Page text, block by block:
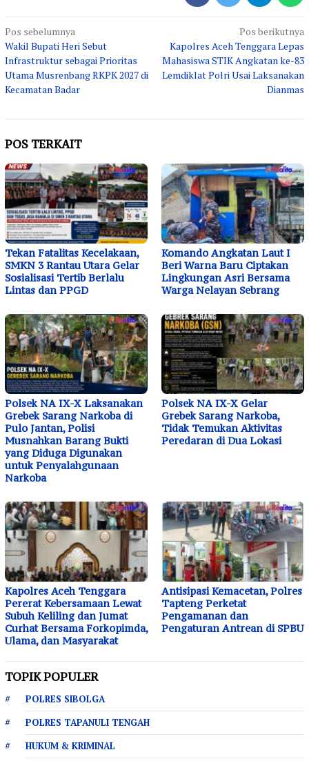
Navigasi
pos
Pos sebelumnya
Wakil Bupati Heri Sebut
Infrastruktur sebagai Prioritas
Utama Musrenbang RKPK 2027 di
Kecamatan Badar
Pos berikutnya
Kapolres Aceh Tenggara Lepas
Mahasiswa STIK Angkatan ke-83
Lemdiklat Polri Usai Laksanakan
Dianmas
POS TERKAIT
Tekan Fatalitas Kecelakaan,
SMKN 3 Rantau Utara Gelar
Sosialisasi Tertib Berlalu
Lintas dan PPGD
Komando Angkatan Laut I
Beri Warna Baru Ciptakan
Lingkungan Asri Bersama
Warga Nelayan Sebrang
Polsek NA IX-X Laksanakan
Grebek Sarang Narkoba di
Pulo Jantan, Polisi
Musnahkan Barang Bukti
yang Diduga Digunakan
untuk Penyalahgunaan
Narkoba
Polsek NA IX-X Gelar
Grebek Sarang Narkoba,
Tidak Temukan Aktivitas
Peredaran di Dua Lokasi
Kapolres Aceh Tenggara
Pererat Kebersamaan Lewat
Subuh Keliling dan Jumat
Curhat Bersama Forkopimda,
Ulama, dan Masyarakat
Antisipasi Kemacetan, Polres
Tapteng Perketat
Pengamanan dan
Pengaturan Antrean di SPBU
TOPIK POPULER
POLRES SIBOLGA
POLRES TAPANULI TENGAH
HUKUM & KRIMINAL